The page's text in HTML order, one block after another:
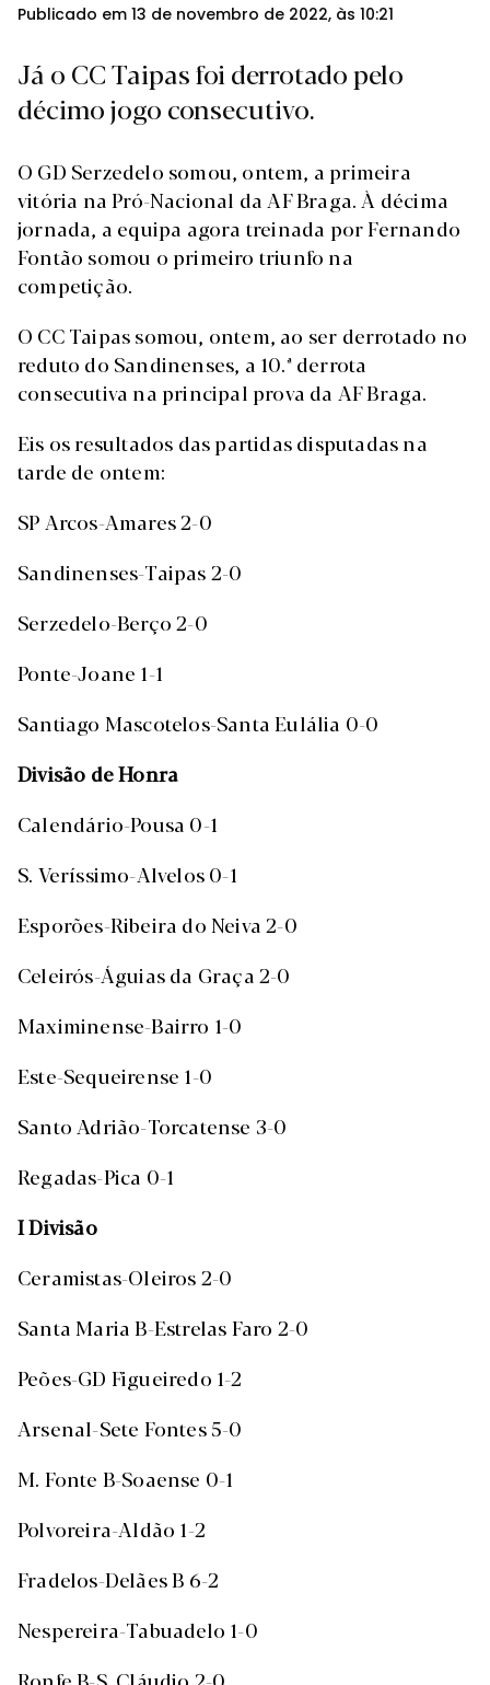
Publicado em 13 de novembro de 2022, às 10:21
Já o CC Taipas foi derrotado pelo
décimo jogo consecutivo.
O GD Serzedelo somou, ontem, a primeira
vitória na Pró-Nacional da AF Braga. À décima
jornada, a equipa agora treinada por Fernando
Fontão somou o primeiro triunfo na
competição.
O CC Taipas somou, ontem, ao ser derrotado no
reduto do Sandinenses, a 10.ª derrota
consecutiva na principal prova da AF Braga.
Eis os resultados das partidas disputadas na
tarde de ontem:
SP Arcos-Amares 2-0
Sandinenses-Taipas 2-0
Serzedelo-Berço 2-0
Ponte-Joane 1-1
Santiago Mascotelos-Santa Eulália 0-0
Divisão de Honra
Calendário-Pousa 0-1
S. Veríssimo-Alvelos 0-1
Esporões-Ribeira do Neiva 2-0
Celeirós-Águias da Graça 2-0
Maximinense-Bairro 1-0
Este-Sequeirense 1-0
Santo Adrião-Torcatense 3-0
Regadas-Pica 0-1
I Divisão
Ceramistas-Oleiros 2-0
Santa Maria B-Estrelas Faro 2-0
Peões-GD Figueiredo 1-2
Arsenal-Sete Fontes 5-0
M. Fonte B-Soaense 0-1
Polvoreira-Aldão 1-2
Fradelos-Delães B 6-2
Nespereira-Tabuadelo 1-0